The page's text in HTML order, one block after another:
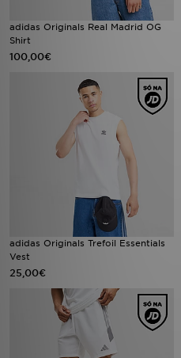
adidas Originals Real Madrid OG
Shirt
100,00€
adidas Originals Trefoil Essentials
Vest
25,00€